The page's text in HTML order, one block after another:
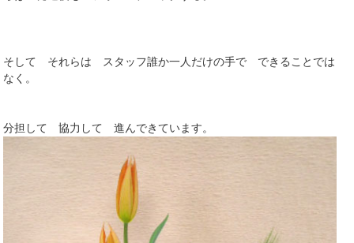
そして それらは スタッフ誰か一人だけの手で できることでは
なく。
分担して 協力して 進んできています。